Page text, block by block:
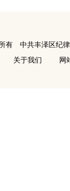
有 中共丰泽区纪
关于我们
网